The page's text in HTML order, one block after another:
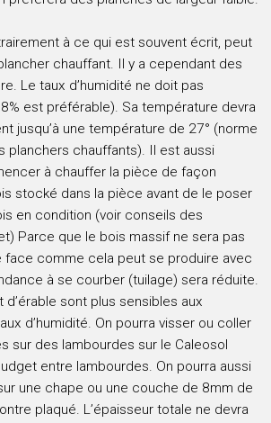
à ce qui est souvent écrit, peut
chauffant. Il y a cependant des
Le taux d’humidité ne doit pas
est préférable). Sa température devra
jusqu’à une température de 27° (norme
planchers chauffants). Il est aussi
à chauffer la pièce de façon
stocké dans la pièce avant de le poser
en condition (voir conseils des
Parce que le bois massif ne sera pas
face comme cela peut se produire avec
à se courber (tuilage) sera réduite.
sont plus sensibles aux
d’humidité. On pourra visser ou coller
sur des lambourdes sur le Caleosol
entre lambourdes. On pourra aussi
une chape ou une couche de 8mm de
plaqué. L’épaisseur totale ne devra